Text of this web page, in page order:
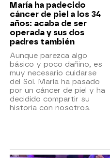
María ha padecido
cáncer de piel a los 34
años: acaba de ser
operada y sus dos
padres también
Aunque parezca algo
básico y poco dañino, es
muy necesario cuidarse
del Sol. María ha pasado
por un cáncer de piel y ha
decidido compartir su
historia con nosotros.